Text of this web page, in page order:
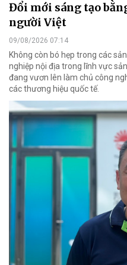
Đổi mới sáng tạo
người Việt
09/08/2026 07:14
Không còn bó hẹp trong các
nghiệp nội địa trong lĩnh vực
đang vươn lên làm chủ công
các thương hiệu quốc tế.